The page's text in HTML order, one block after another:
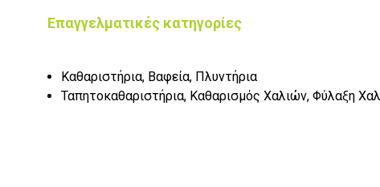
Επαγγελματικές κατηγορίες
Καθαριστήρια, Βαφεία, Πλυντήρια
Ταπητοκαθαριστήρια, Καθαρισμός Χαλιών, Φύλαξη